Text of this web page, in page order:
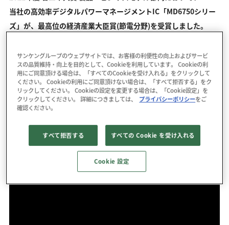
当社の高効率デジタルパワーマネージメントIC「MD6750シリー
ズ」が、最高位の経済産業大臣賞(節電分野)を受賞しました。
MD6750シリーズは電源回路の部品点数を30％削減、サイズを
20%削減、さらに全負荷における変換効率を2%以上向上するこ
とに成功しています。
世界的な電子機器製品の拡大のもと、電源回路は必ず必要とされ
るものであり、この効率向上は大きな効果が期待できると評価さ
れ、この度の受賞となりました。
サンケングループのウェブサイトでは、お客様の利便性の向上およびサービ
スの品質維持・向上を目的として、Cookieを利用しています。 Cookieの利
用にご同意頂ける場合は、「すべてのCookieを受け入れる」をクリックして
ください。 Cookieの利用にご同意頂けない場合は、「すべて拒否する」をク
リックしてください。 Cookieの設定を変更する場合は、「Cookie設定」を
クリックしてください。 詳細につきましては、
プライバシーポリシーをご
確認ください。
すべて拒否する すべての Cookie を受け入れる
Cookie 設定